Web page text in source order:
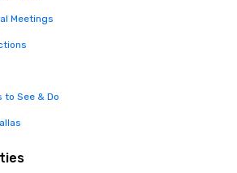
Meetings
to See & Do